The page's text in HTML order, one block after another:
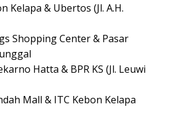
Kelapa & Ubertos (Jl. A.H.
Shopping Center & Pasar
Hatta & BPR KS (Jl. Leuwi
Mall & ITC Kebon Kelapa